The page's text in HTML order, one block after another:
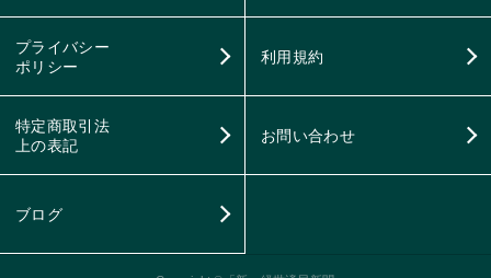
プライバシー
ポリシー
利用規約
特定商取引法
上の表記
お問い合わせ
ブログ